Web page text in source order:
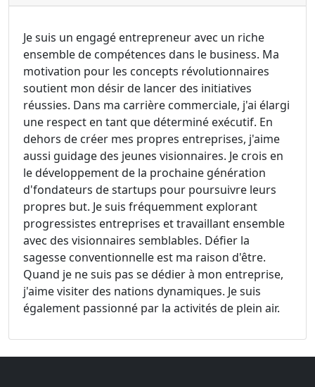
Je suis un engagé entrepreneur avec un riche
ensemble de compétences dans le business. Ma
motivation pour les concepts révolutionnaires
soutient mon désir de lancer des initiatives
réussies. Dans ma carrière commerciale, j'ai élargi
une respect en tant que déterminé exécutif. En
dehors de créer mes propres entreprises, j'aime
aussi guidage des jeunes visionnaires. Je crois en
le développement de la prochaine génération
d'fondateurs de startups pour poursuivre leurs
propres but. Je suis fréquemment explorant
progressistes entreprises et travaillant ensemble
avec des visionnaires semblables. Défier la
sagesse conventionnelle est ma raison d'être.
Quand je ne suis pas se dédier à mon entreprise,
j'aime visiter des nations dynamiques. Je suis
également passionné par la activités de plein air.